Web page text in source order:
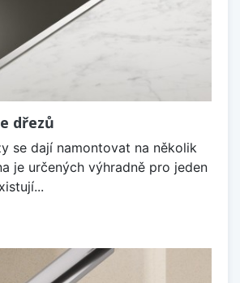
dřezů
se dají namontovat na několik
je určených výhradně pro jeden